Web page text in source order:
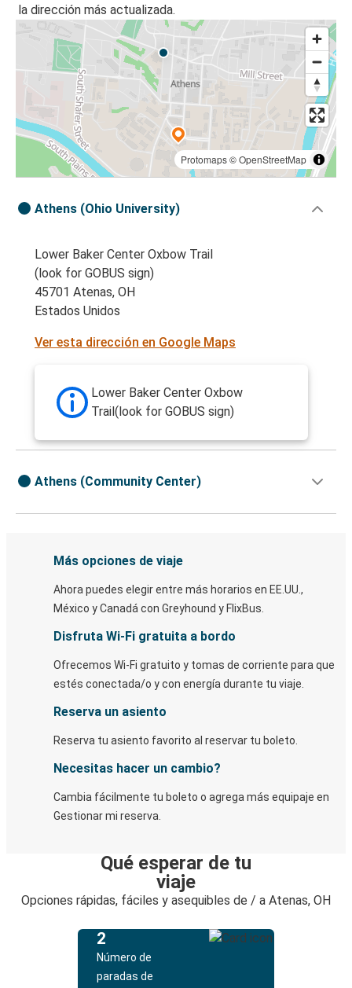
la dirección más actualizada.
Protomaps©OpenStreetMap
Athens (Ohio University)
Lower Baker Center Oxbow Trail
(look for GOBUS sign)
45701 Atenas, OH
Estados Unidos
Ver esta dirección en Google Maps
Lower Baker Center Oxbow
Trail(look for GOBUS sign)
Athens (Community Center)
Más opciones de viaje
Ahora puedes elegir entre más horarios en EE.UU.,
México y Canadá con Greyhound y FlixBus.
Disfruta Wi-Fi gratuita a bordo
Ofrecemos Wi-Fi gratuito y tomas de corriente para que
estés conectada/o y con energía durante tu viaje.
Reserva un asiento
Reserva tu asiento favorito al reservar tu boleto.
Necesitas hacer un cambio?
Cambia fácilmente tu boleto o agrega más equipaje en
Gestionar mi reserva.
Qué esperar de tu
viaje
Opciones rápidas, fáciles y asequibles de / a Atenas, OH
2
Número de
paradas de